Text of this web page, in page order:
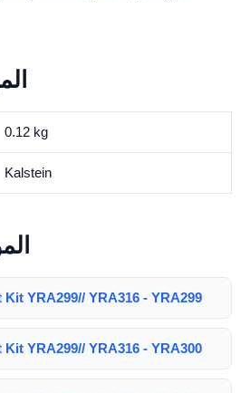
0.12 kg
Kalstein
YRA299// YRA316 - YRA299
YRA299// YRA316 - YRA300